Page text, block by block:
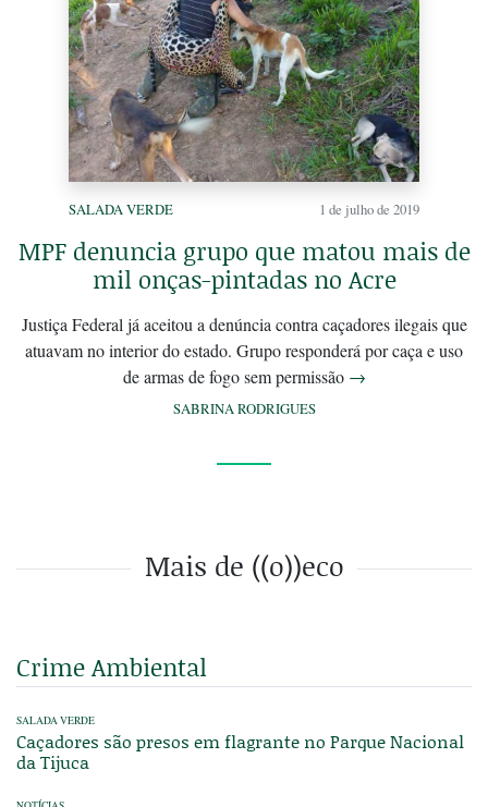
SALADA VERDE 1 de julho de 2019
MPF denuncia grupo que matou mais de
mil onças-pintadas no Acre
Justiça Federal já aceitou a denúncia contra caçadores ilegais que
atuavam no interior do estado. Grupo responderá por caça e uso
de armas de fogo sem permissão →
SABRINA RODRIGUES
Mais de ((o))eco
Crime Ambiental
SALADA VERDE
Caçadores são presos em flagrante no Parque Nacional
da Tijuca